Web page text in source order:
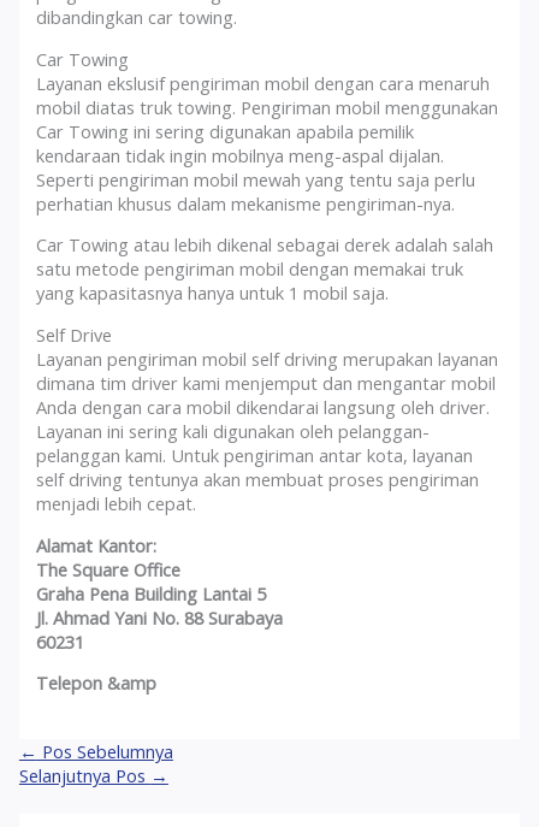
dibandingkan car towing.
Car Towing
Layanan ekslusif pengiriman mobil dengan cara menaruh
mobil diatas truk towing. Pengiriman mobil menggunakan
Car Towing ini sering digunakan apabila pemilik
kendaraan tidak ingin mobilnya meng-aspal dijalan.
Seperti pengiriman mobil mewah yang tentu saja perlu
perhatian khusus dalam mekanisme pengiriman-nya.
Car Towing atau lebih dikenal sebagai derek adalah salah
satu metode pengiriman mobil dengan memakai truk
yang kapasitasnya hanya untuk 1 mobil saja.
Self Drive
Layanan pengiriman mobil self driving merupakan layanan
dimana tim driver kami menjemput dan mengantar mobil
Anda dengan cara mobil dikendarai langsung oleh driver.
Layanan ini sering kali digunakan oleh pelanggan-
pelanggan kami. Untuk pengiriman antar kota, layanan
self driving tentunya akan membuat proses pengiriman
menjadi lebih cepat.
Alamat Kantor:
The Square Office
Graha Pena Building Lantai 5
Jl. Ahmad Yani No. 88 Surabaya
60231
Telepon &amp
Navigasi
pos
← Pos Sebelumnya
Selanjutnya Pos →